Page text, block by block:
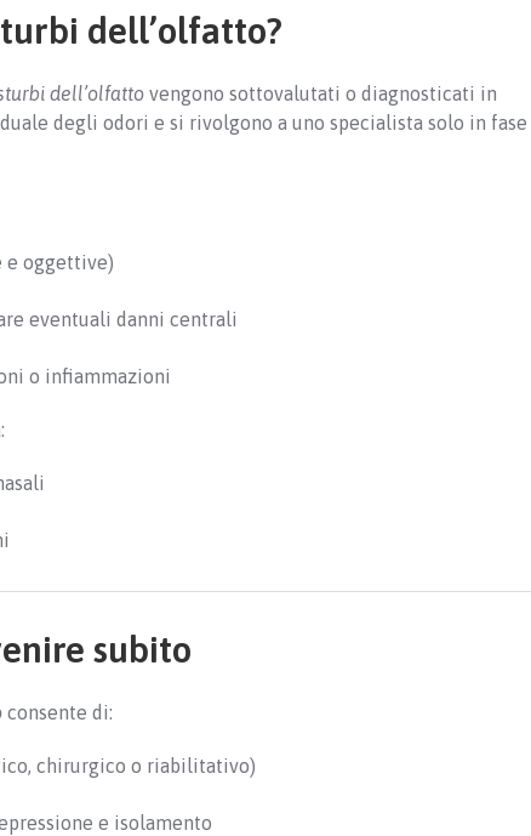
dell’olfatto?
dell’olfatto vengono sottovalutati o diagnosticati in
degli odori e si rivolgono a uno specialista solo in fase
e oggettive)
eventuali danni centrali
o infiammazioni
subito
consente di:
chirurgico o riabilitativo)
e isolamento